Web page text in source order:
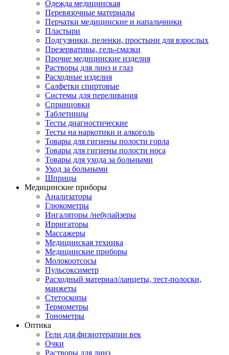
Одежда медицинская
Перевязочные материалы
Перчатки медицинские и напальчники
Пластыри
Подгузники, пеленки, простыни для взрослых
Презервативы, гель-смазки
Прочие медицинские изделия
Растворы для линз и глаз
Расходные изделия
Салфетки спиртовые
Системы для переливания
Спринцовки
Таблетницы
Тесты диагностические
Тесты на наркотики и алкоголь
Товары для гигиены полости горла
Товары для гигиены полости носа
Товары для ухода за больными
Уход за больными
Шприцы
Медицинские приборы
Анализаторы
Глюкометры
Ингаляторы /небулайзеры
Ирригаторы
Массажеры
Медицинская техника
Медицинские приборы
Молокоотсосы
Пульсоксиметр
Расходный материал/ланцеты, тест-полоски,
манжеты
Стетоскопы
Термометры
Тонометры
Оптика
Гели для физиотерапии век
Очки
Растворы для линз